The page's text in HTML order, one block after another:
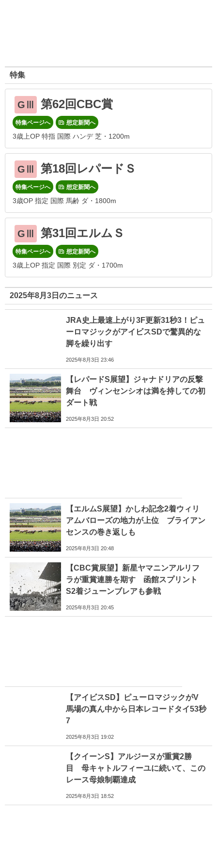
特集
GⅢ 第62回CBC賞
特集ページへ 想定新聞へ
3歳上OP 特指 国際 ハンデ 芝・1200m
GⅢ 第18回レパードＳ
特集ページへ 想定新聞へ
3歳OP 指定 国際 馬齢 ダ・1800m
GⅢ 第31回エルムＳ
特集ページへ 想定新聞へ
3歳上OP 指定 国際 別定 ダ・1700m
2025年8月3日のニュース
JRA史上最速上がり3F更新31秒3！ピュ
ーロマジックがアイビスSDで驚異的な
脚を繰り出す
2025年8月3日 23:46
【レパードS展望】ジャナドリアの反撃
舞台 ヴィンセンシオは満を持しての初
ダート戦
2025年8月3日 20:52
【エルムS展望】かしわ記念2着ウィリ
アムバローズの地力が上位 ブライアン
センスの巻き返しも
2025年8月3日 20:48
【CBC賞展望】新星ヤマニンアルリフ
ラが重賞連勝を期す 函館スプリント
S2着ジューンブレアも参戦
2025年8月3日 20:45
【アイビスSD】ピューロマジックがV
馬場の真ん中から日本レコードタイ53秒
7
2025年8月3日 19:02
【クイーンS】アルジーヌが重賞2勝
目 母キャトルフィーユに続いて、この
レース母娘制覇達成
2025年8月3日 18:52